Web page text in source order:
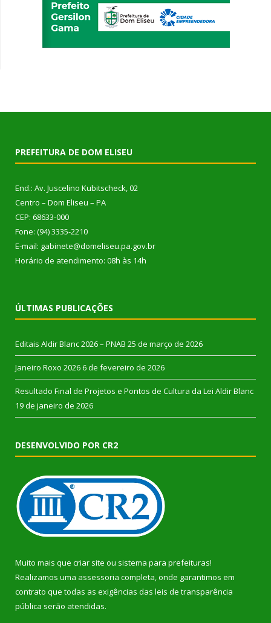
PREFEITURA DE DOM ELISEU
End.: Av. Juscelino Kubitscheck, 02
Centro – Dom Eliseu – PA
CEP: 68633-000
Fone: (94) 3335-2210
E-mail: gabinete@domeliseu.pa.gov.br
Horário de atendimento: 08h às 14h
ÚLTIMAS PUBLICAÇÕES
Editais Aldir Blanc 2026 – PNAB 25 de março de 2026
Janeiro Roxo 2026 6 de fevereiro de 2026
Resultado Final de Projetos e Pontos de Cultura da Lei Aldir Blanc
19 de janeiro de 2026
DESENVOLVIDO POR CR2
Muito mais que criar site ou sistema para prefeituras!
Realizamos uma assessoria completa, onde garantimos em
contrato que todas as exigências das leis de transparência
pública serão atendidas.